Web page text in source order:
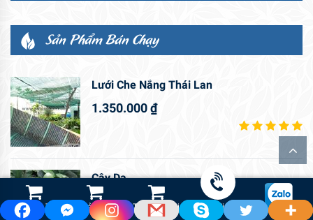
Sản Phẩm Bán Chạy
Lưới Che Nắng Thái Lan
1.350.000₫
Cây Da
45.000₫
Shop Hoa Tươi Led Cảnh Quan Thiết Bị Tưới Gọi điện